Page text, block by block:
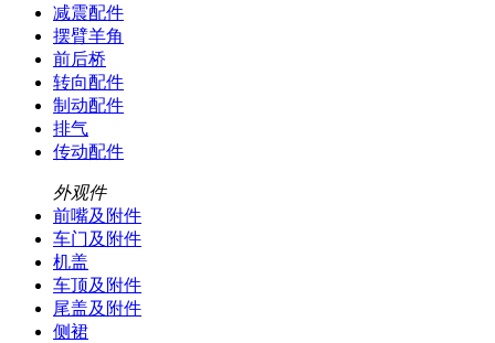
减震配件
摆臂羊角
前后桥
转向配件
制动配件
排气
传动配件
外观件
前嘴及附件
车门及附件
机盖
车顶及附件
尾盖及附件
侧裙